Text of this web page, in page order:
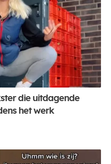
die uitdagende
het werk